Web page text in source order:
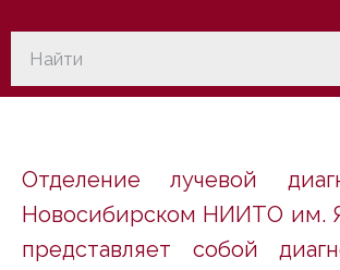
Отделение лучевой
Новосибирском НИИТО им.
представляет собой